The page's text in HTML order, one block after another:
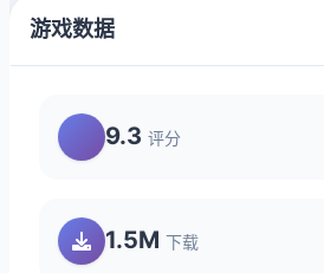
游戏数据
9.3 评分
1.5M 下载